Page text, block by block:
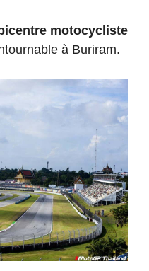
motocycliste
à Buriram.